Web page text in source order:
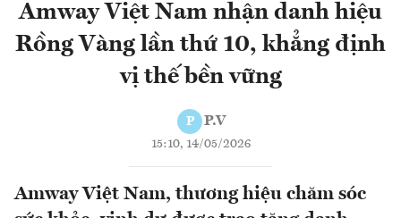
Amway Việt Nam nhận danh hiệu
Rồng Vàng lần thứ 10, khẳng định
vị thế bền vững
P P.V
15:10, 14/05/2026
Amway Việt Nam, thương hiệu chăm sóc